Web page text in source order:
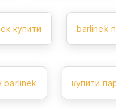
купити barlinek
barlinek купити